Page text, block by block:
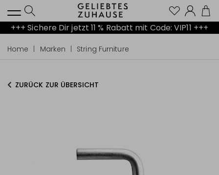
+++ Sichere Dir jetzt 11 % Rabatt mit Code: VIP11 +++
Home Marken String Furniture
ZURÜCK ZUR ÜBERSICHT